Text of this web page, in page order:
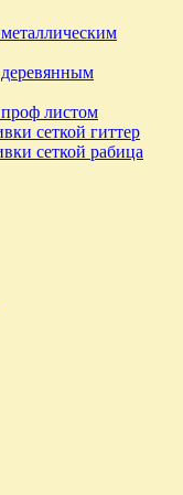
листом
сеткой гиттер
сеткой рабица